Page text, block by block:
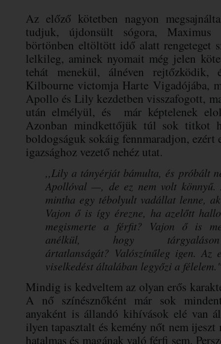
Az előző kötetben nagyon
tudjuk, újdonsült sógora,
börtönben eltöltött idő alatt rengeteget
lelkileg, aminek nyomait még jelen
tehát menekül, álnéven
Kilbourne victomja Harte Vigadójába,
Apollo és Lily kezdetben visszafogott,
után elmélyül, és már képtelenek
Azonban mindkettőjük túl sok titkot
boldogságuk sokáig fennmaradjon,
igazsághoz vezető nehéz utat.
,,Lily a tányérját bámulta, és próbált
Apollóval —, de ez nem volt könnyű.
mintha egy tébolyult vadállat lenne,
Vajon ő is így érezne, ha azelőtt
megismerte a férfit? Vajon ő is
anélkül, hogy
ártatlanságát? Valószínűleg igen. Az
viselkedést általában legyőzi a félelem."
Mindig is kedveltem az olyan erős
A nő színésznőként már sok
anyaként is állandó kihívások elé van
ilyen tapasztalt és kemény nőt nem
hatalmas és magának való férfi sem.